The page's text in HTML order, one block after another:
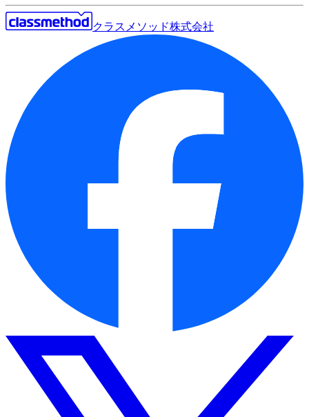
クラスメソッド株式会社